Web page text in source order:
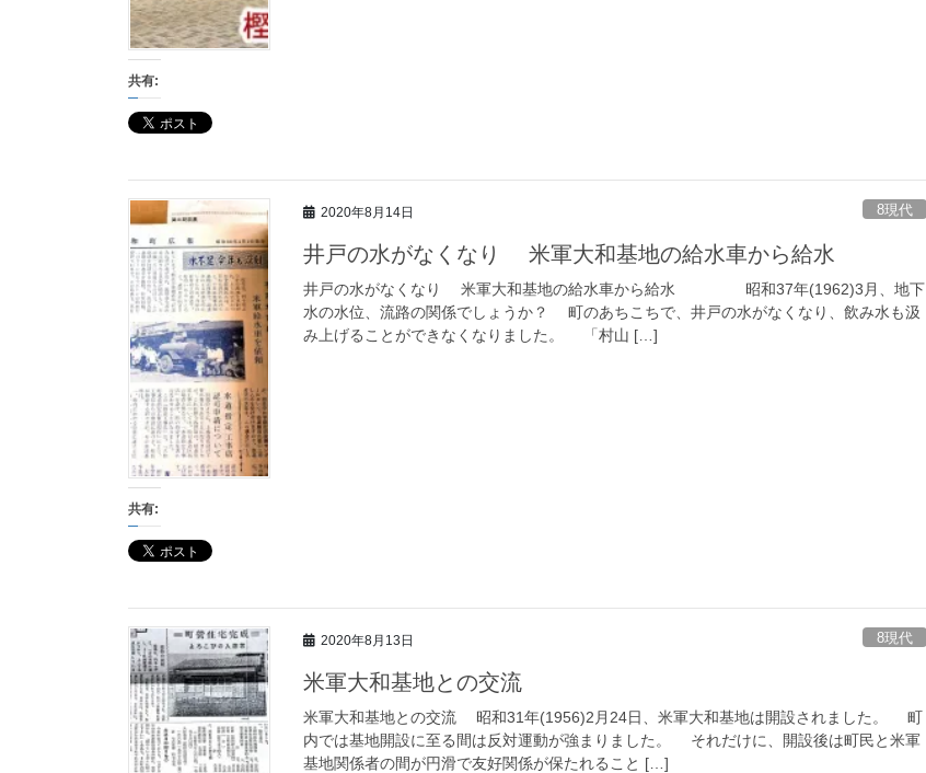
共有:
2020年8月14日 8現代
井戸の水がなくなり 米軍大和基地の給水車から給水
井戸の水がなくなり 米軍大和基地の給水車から給水 昭和37年(1962)3月、地下
水の水位、流路の関係でしょうか？ 町のあちこちで、井戸の水がなくなり、飲み水も汲
み上げることができなくなりました。 「村山 […]
共有:
2020年8月13日 8現代
米軍大和基地との交流
米軍大和基地との交流 昭和31年(1956)2月24日、米軍大和基地は開設されました。 町
内では基地開設に至る間は反対運動が強まりました。 それだけに、開設後は町民と米軍
基地関係者の間が円滑で友好関係が保たれること […]